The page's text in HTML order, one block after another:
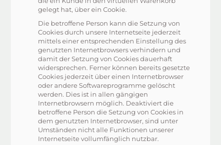
gelegt hat, über ein Cookie.
Die betroffene Person kann die Setzung von
Cookies durch unsere Internetseite jederzeit
mittels einer entsprechenden Einstellung des
genutzten Internetbrowsers verhindern und
damit der Setzung von Cookies dauerhaft
widersprechen. Ferner können bereits gesetzte
Cookies jederzeit über einen Internetbrowser
oder andere Softwareprogramme gelöscht
werden. Dies ist in allen gängigen
Internetbrowsern möglich. Deaktiviert die
betroffene Person die Setzung von Cookies in
dem genutzten Internetbrowser, sind unter
Umständen nicht alle Funktionen unserer
Internetseite vollumfänglich nutzbar.